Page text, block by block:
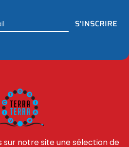
S'INSCRIRE
sur notre site une sélection de